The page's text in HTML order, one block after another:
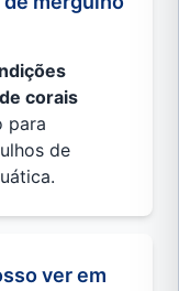
corais
para
de
ver em